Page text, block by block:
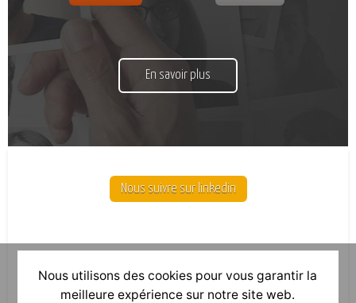
En savoir plus
Nous suivre sur linkedin
Nous utilisons des cookies pour vous garantir la
meilleure expérience sur notre site web.